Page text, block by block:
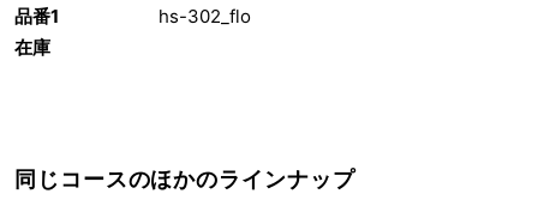
品番1
hs-302_flo
在庫
同じコースのほかのラインナップ